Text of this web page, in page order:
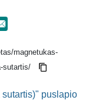
magnetukas-
sutartis/
puslapio